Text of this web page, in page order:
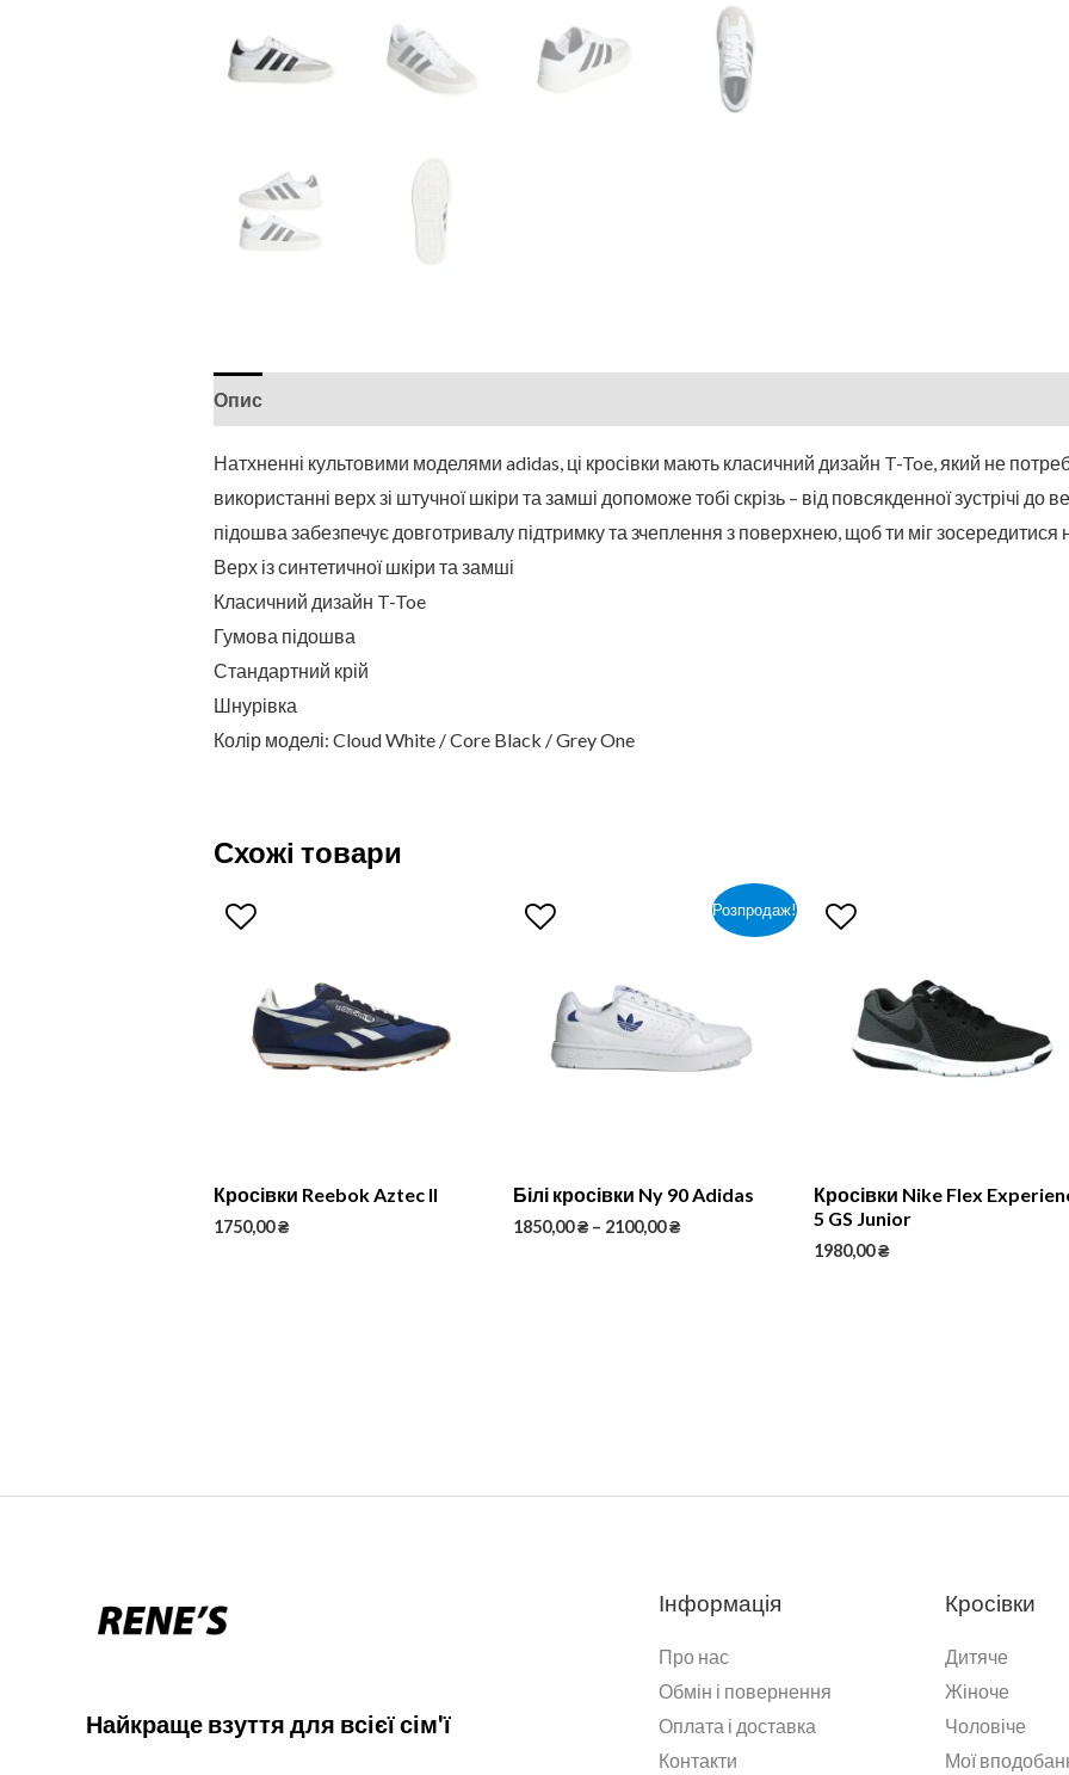
Опис
Натхненні культовими моделями adidas, ці кросівки мають класичний дизайн T-Toe, який не
використанні верх зі штучної шкіри та замші допоможе тобі скрізь – від повсякденної зустрічі до
підошва забезпечує довготривалу підтримку та зчеплення з поверхнею, щоб ти міг зосередитися
Верх із синтетичної шкіри та замші
Класичний дизайн T-Toe
Гумова підошва
Стандартний крій
Шнурівка
Колір моделі: Cloud White / Core Black / Grey One
Схожі товари
Кросівки Reebok Aztec II
1750,00₴
Розпродаж!
Білі кросівки Ny 90 Adidas
1850,00₴ – 2100,00₴
Кросівки Nike Flex
5 GS Junior
1980,00₴
Найкраще взуття для всієї сім'ї
Інформація
Про нас
Обмін і повернення
Оплата і доставка
Контакти
Кросівки
Дитяче
Жіноче
Чоловіче
Мої